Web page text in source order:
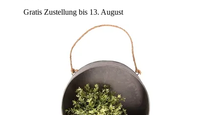
Gratis Zustellung bis 13. August